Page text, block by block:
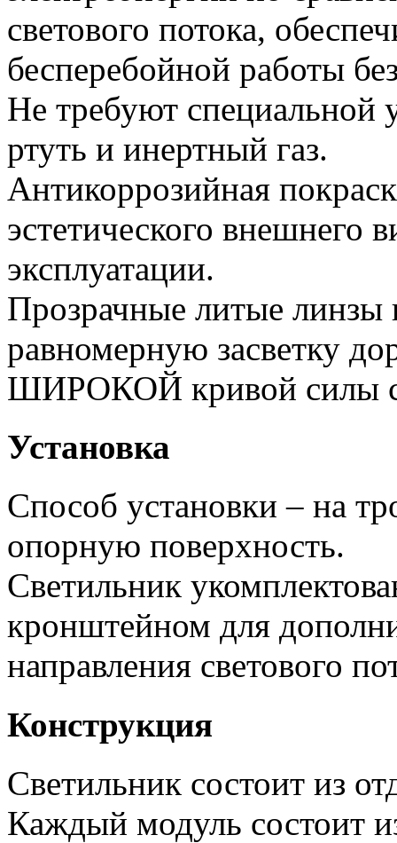
светового потока,
бесперебойной работы
Не требуют специальной
ртуть и инертный газ.
Антикоррозийная
эстетического внешнего
эксплуатации.
Прозрачные литые линзы
равномерную засветку
ШИРОКОЙ кривой силы
Установка
Способ установки – на
опорную поверхность.
Светильник
кронштейном для
направления светового
Конструкция
Светильник состоит из
Каждый модуль состоит